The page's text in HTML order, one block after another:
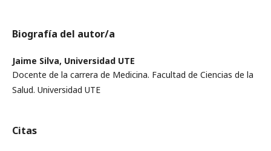
Biografía del autor/a
Jaime Silva, Universidad UTE
Docente de la carrera de Medicina. Facultad de Ciencias de la
Salud. Universidad UTE
Citas